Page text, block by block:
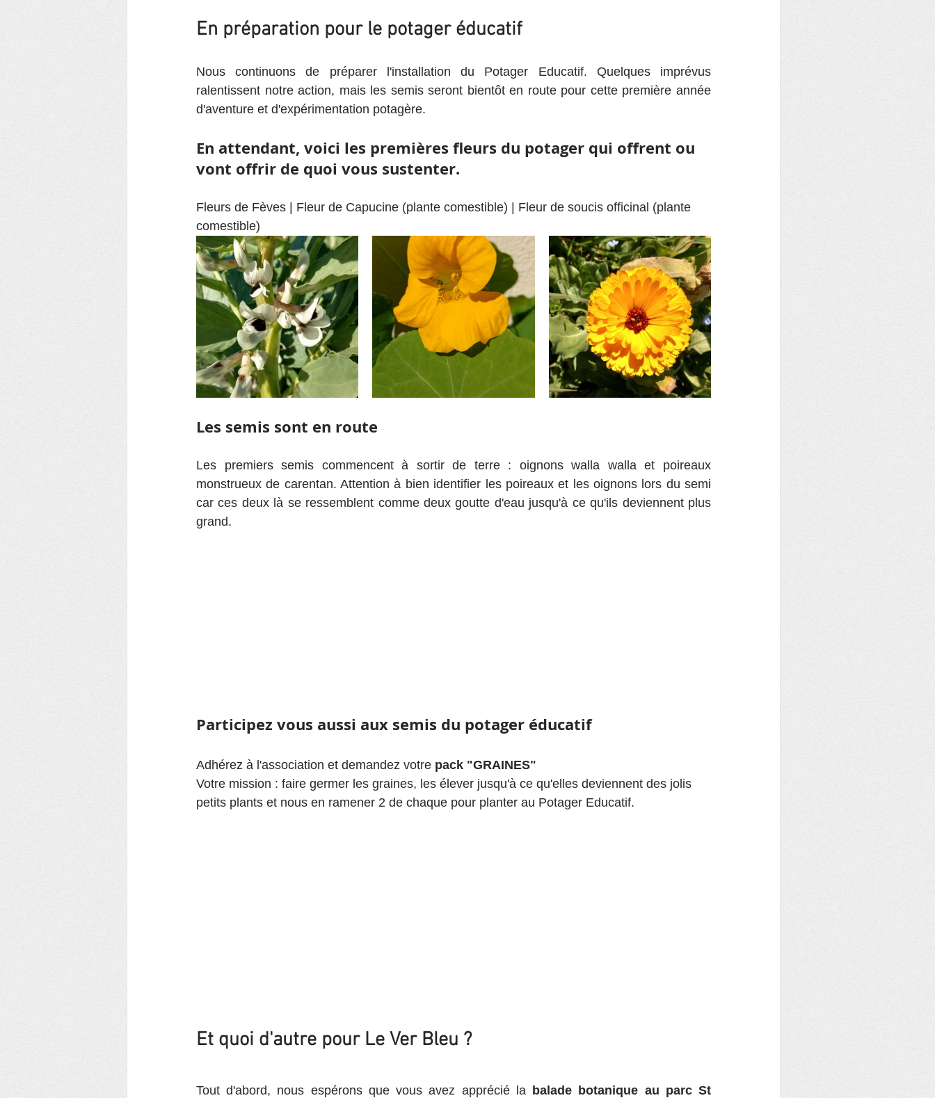
En préparation pour le potager éducatif
Nous continuons de préparer l'installation du Potager Educatif. Quelques imprévus
ralentissent notre action, mais les semis seront bientôt en route pour cette première année
d'aventure et d'expérimentation potagère.
En attendant, voici les premières fleurs du potager qui offrent ou
vont offrir de quoi vous sustenter.
Fleurs de Fèves | Fleur de Capucine (plante comestible) | Fleur de soucis officinal (plante
comestible)
Les semis sont en route
Les premiers semis commencent à sortir de terre : oignons walla walla et poireaux
monstrueux de carentan. Attention à bien identifier les poireaux et les oignons lors du semi
car ces deux là se ressemblent comme deux goutte d'eau jusqu'à ce qu'ils deviennent plus
grand.
Participez vous aussi aux semis du potager éducatif
Adhérez à l'association et demandez votre pack "GRAINES"
Votre mission : faire germer les graines, les élever jusqu'à ce qu'elles deviennent des jolis
petits plants et nous en ramener 2 de chaque pour planter au Potager Educatif.
Et quoi d'autre pour Le Ver Bleu ?
Tout d'abord, nous espérons que vous avez apprécié la balade botanique au parc St